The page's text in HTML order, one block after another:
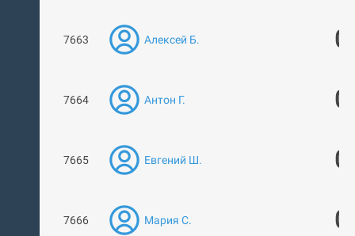
7663 Алексей Б. 0
7664 Антон Г. 0
7665 Евгений Ш. 0
7666 Мария С. 0